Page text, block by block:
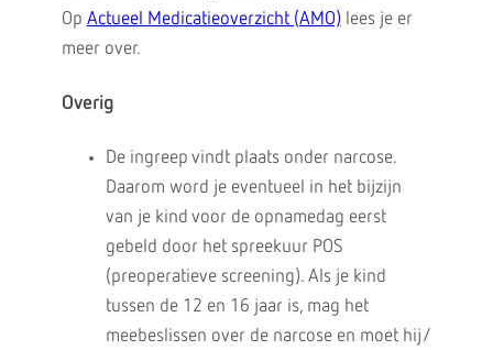
Op Actueel Medicatieoverzicht (AMO)lees je er
meer over.
Overig
De ingreep vindt plaats onder narcose.
Daarom word je eventueel in het bijzijn
van je kind voor de opnamedag eerst
gebeld door het spreekuur POS
(preoperatieve screening). Als je kind
tussen de 12 en 16 jaar is, mag het
meebeslissen over de narcose en moet hij/